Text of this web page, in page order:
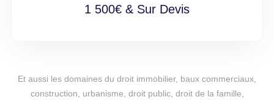
1 500€ & Sur Devis
Et aussi les domaines du droit immobilier, baux commerciaux,
construction, urbanisme, droit public, droit de la famille,